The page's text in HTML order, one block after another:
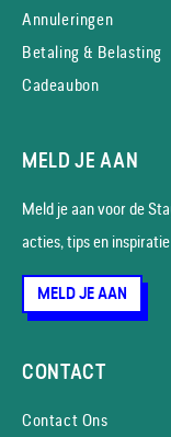
Annuleringen
Betaling & Belasting
Cadeaubon
MELD JE AAN
Meld je aan voor de
acties, tips en
MELD JE AAN
CONTACT
Contact Ons